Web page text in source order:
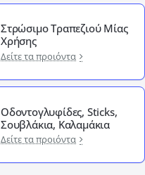
Στρώσιμο Τραπεζιού Μίας
Χρήσης
Δείτε τα προιόντα
Οδοντογλυφίδες, Sticks,
Σουβλάκια, Καλαμάκια
Δείτε τα προιόντα